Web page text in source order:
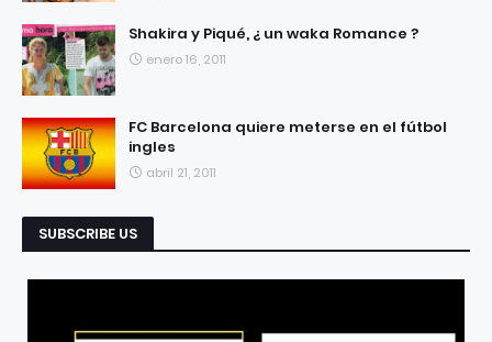
Shakira y Piqué, ¿ un waka Romance ?
enero 16, 2011
FC Barcelona quiere meterse en el fútbol
ingles
abril 21, 2011
SUBSCRIBE US